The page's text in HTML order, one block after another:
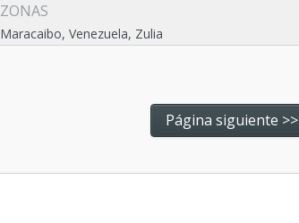
ZONAS
Maracaibo, Venezuela, Zulia
Página siguiente >>